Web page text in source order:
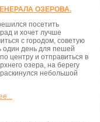
ОЗЕРОВА.
посетить
и хочет лучше
с городом, советую
один день для пешей
центру и отправиться в
озера, на берегу
небольшой